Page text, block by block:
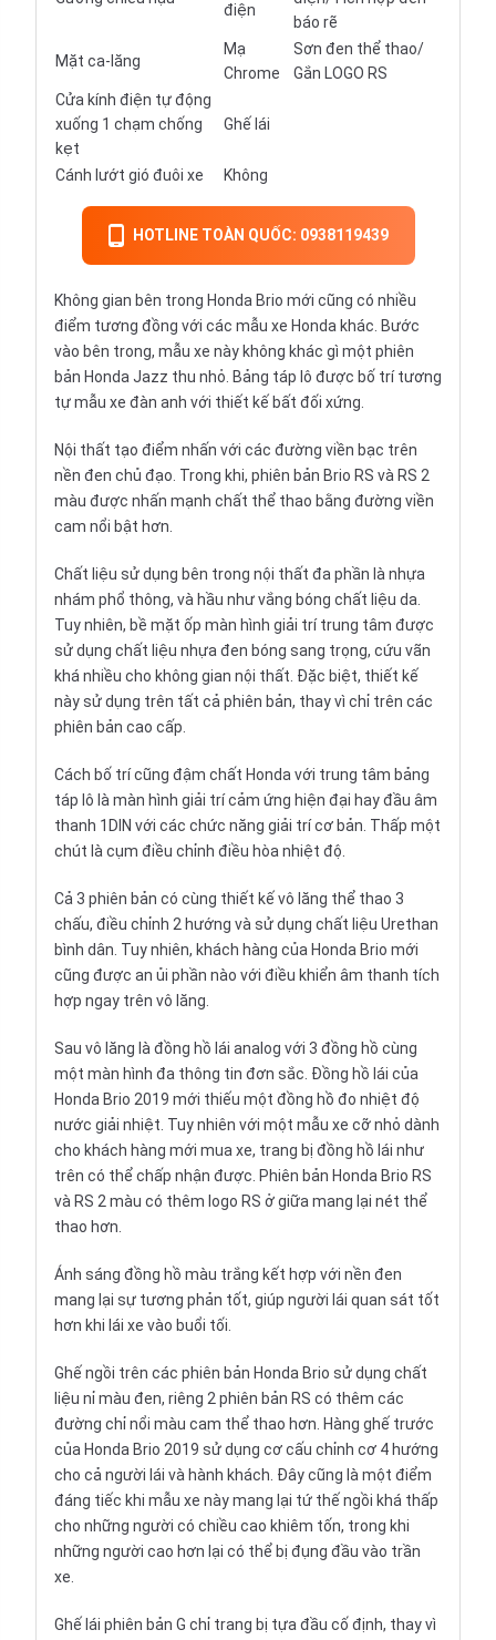
điện
báo rẽ
Mặt ca-lăng
Mạ
Chrome
Sơn đen thể thao/
Gắn LOGO RS
Cửa kính điện tự động
xuống 1 chạm chống
kẹt
Ghế lái
Cánh lướt gió đuôi xe Không
HOTLINE TOÀN QUỐC: 0938119439
Không gian bên trong Honda Brio mới cũng có nhiều
điểm tương đồng với các mẫu xe Honda khác. Bước
vào bên trong, mẫu xe này không khác gì một phiên
bản Honda Jazz thu nhỏ. Bảng táp lô được bố trí tương
tự mẫu xe đàn anh với thiết kế bất đối xứng.
Nội thất tạo điểm nhấn với các đường viền bạc trên
nền đen chủ đạo. Trong khi, phiên bản Brio RS và RS 2
màu được nhấn mạnh chất thể thao bằng đường viền
cam nổi bật hơn.
Chất liệu sử dụng bên trong nội thất đa phần là nhựa
nhám phổ thông, và hầu như vắng bóng chất liệu da.
Tuy nhiên, bề mặt ốp màn hình giải trí trung tâm được
sử dụng chất liệu nhựa đen bóng sang trọng, cứu vãn
khá nhiều cho không gian nội thất. Đặc biệt, thiết kế
này sử dụng trên tất cả phiên bản, thay vì chỉ trên các
phiên bản cao cấp.
Cách bố trí cũng đậm chất Honda với trung tâm bảng
táp lô là màn hình giải trí cảm ứng hiện đại hay đầu âm
thanh 1DIN với các chức năng giải trí cơ bản. Thấp một
chút là cụm điều chỉnh điều hòa nhiệt độ.
Cả 3 phiên bản có cùng thiết kế vô lăng thể thao 3
chấu, điều chỉnh 2 hướng và sử dụng chất liệu Urethan
bình dân. Tuy nhiên, khách hàng của Honda Brio mới
cũng được an ủi phần nào với điều khiển âm thanh tích
hợp ngay trên vô lăng.
Sau vô lăng là đồng hồ lái analog với 3 đồng hồ cùng
một màn hình đa thông tin đơn sắc. Đồng hồ lái của
Honda Brio 2019 mới thiếu một đồng hồ đo nhiệt độ
nước giải nhiệt. Tuy nhiên với một mẫu xe cỡ nhỏ dành
cho khách hàng mới mua xe, trang bị đồng hồ lái như
trên có thể chấp nhận được. Phiên bản Honda Brio RS
và RS 2 màu có thêm logo RS ở giữa mang lại nét thể
thao hơn.
Ánh sáng đồng hồ màu trắng kết hợp với nền đen
mang lại sự tương phản tốt, giúp người lái quan sát tốt
hơn khi lái xe vào buổi tối.
Ghế ngồi trên các phiên bản Honda Brio sử dụng chất
liệu nỉ màu đen, riêng 2 phiên bản RS có thêm các
đường chỉ nổi màu cam thể thao hơn. Hàng ghế trước
của Honda Brio 2019 sử dụng cơ cấu chỉnh cơ 4 hướng
cho cả người lái và hành khách. Đây cũng là một điểm
đáng tiếc khi mẫu xe này mang lại tứ thế ngồi khá thấp
cho những người có chiều cao khiêm tốn, trong khi
những người cao hơn lại có thể bị đụng đầu vào trần
xe.
Ghế lái phiên bản G chỉ trang bị tựa đầu cố định, thay vì